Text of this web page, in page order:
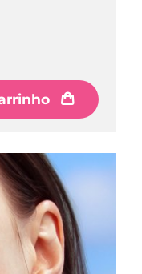
prevista12/8/26
11/8/26
prevista15/8/26
prevista
prevista18/8/26
prevista11/8/26